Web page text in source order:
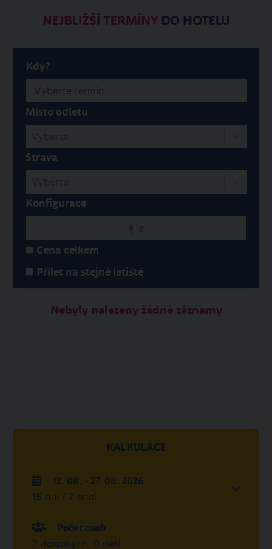
NEJBLIŽŠÍ TERMÍNYDO HOTELU
Kdy?
Místo odletu
Strava
Konfigurace
Cena celkem
Přílet na stejné letiště
Nebyly nalezeny žádné záznamy
KALKULACE
12. 08. - 27. 08. 2026
15 dní / 7 nocí
Počet osob
2 dospělých, 0 dětí